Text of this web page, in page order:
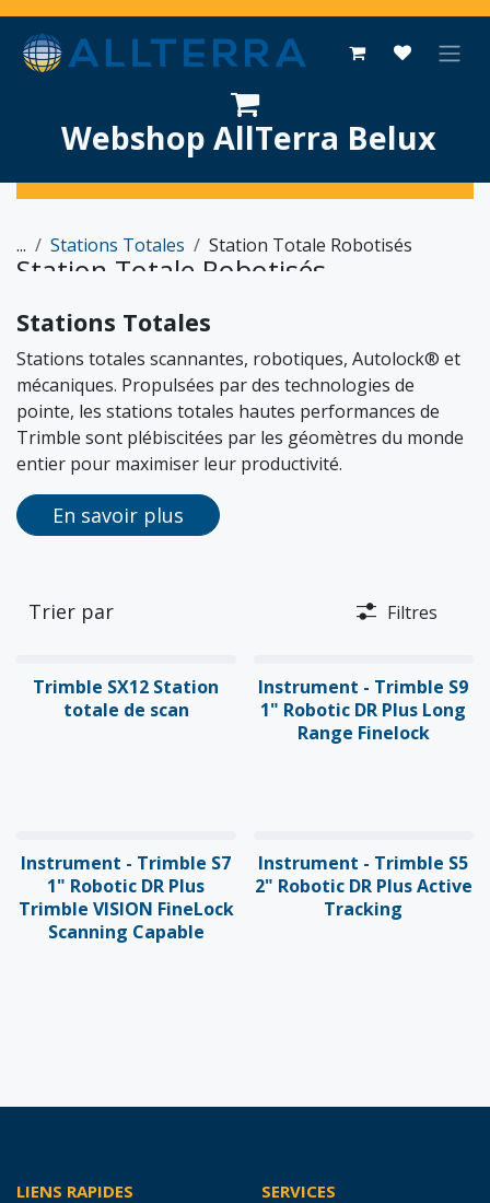
Se rendre au contenu
Webshop AllTerra Belux
... Stations Totales Station Totale Robotisés
Station Totale Robotisés
Stations Totales
Stations totales scannantes, robotiques, Autolock® et
mécaniques. Propulsées par des technologies de
pointe, les stations totales hautes performances de
Trimble sont plébiscitées par les géomètres du monde
entier pour maximiser leur productivité.
En savoir plus
Trier par Filtres
Trimble SX12 Station
totale de scan
Instrument - Trimble S9
1" Robotic DR Plus Long
Range Finelock
Instrument - Trimble S7
1" Robotic DR Plus
Trimble VISION FineLock
Scanning Capable
Instrument - Trimble S5
2" Robotic DR Plus Active
Tracking
LIENS RAPIDES SERVICES